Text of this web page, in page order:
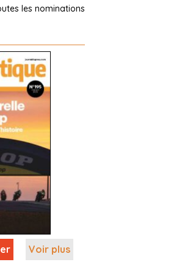
les nominations
Voir plus